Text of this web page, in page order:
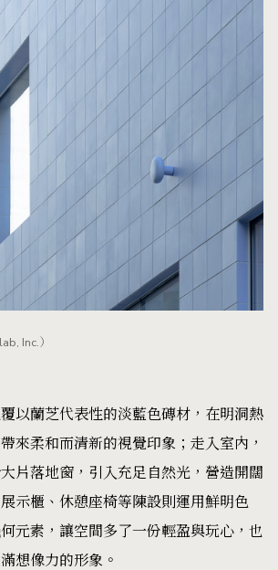
Inc.）
以蘭芝代表性的淡藍色磚材，在明洞熱
來柔和而清新的視覺印象；走入室內，
片落地窗，引入充足自然光，營造開闊
示櫃、休憩座椅等陳設則運用鮮明色
元素，讓空間多了一份輕盈與玩心，也
想像力的形象。